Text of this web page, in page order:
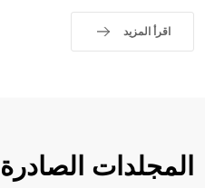
اقرأ المزيد
المجلدات